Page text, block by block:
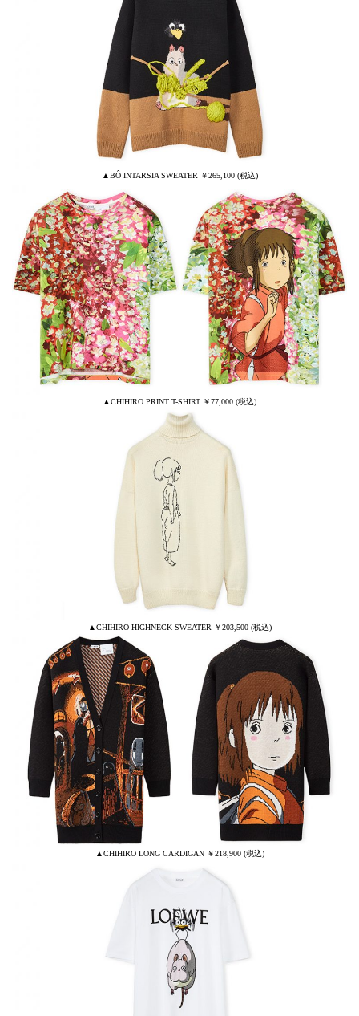
▲BÔ INTARSIA SWEATER ￥265,100 (税込)
▲CHIHIRO PRINT T-SHIRT ￥77,000 (税込)
▲CHIHIRO HIGHNECK SWEATER ￥203,500 (税込)
▲CHIHIRO LONG CARDIGAN ￥218,900 (税込)